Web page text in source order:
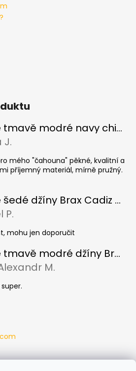
Pánské tmavě modré navy chinos Ed Baxter, prodloužené
produktu je 5 z 5 hvězdiček.
J.
mého "čahouna" pěkné, kvalitní a
příjemný materiál, mírně pružný.
Pánské šedé džíny Brax Cadiz Grey smoke, prodloužené
produktu je 5 z 5 hvězdiček.
P.
mohu jen doporučit
Pánské tmavě modré džíny Brax Cadiz Dark blue, prodloužené
produktu je 5 z 5 hvězdiček.
M.